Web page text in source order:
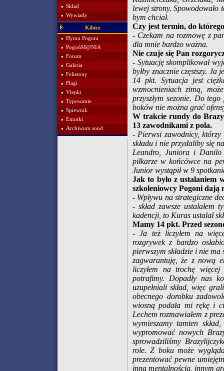
Skład
Wywiady
Kibice
Hymn Pogoni
PogońM@NIA
Forum
Galeria
Felietony
Flagi
Vlepki
Typowanie
Śpiewnik
Emotki
Archiwum sond
lewej strony. Spowodowało
bym chciał.
Czy jest termin, do
- Czekam na rozmowę z
dla mnie bardzo ważna.
Nie czuje się Pan
- Sytuację skomplikował
byłby znacznie częstszy.
14 pkt. Sytuacja jest
wzmocnieniach zimą,
przyszłym sezonie. Do
boków nie można grać
W trakcie rundy do
13 zawodnikami z pola.
- Pierwsi zawodnicy,
składu i nie przydaliby się
Leandro, Juniora i Danilo
piłkarze w końcówce na
Junior wystąpił w 9
Jak to było z ustalaniem
szkoleniowcy Pogoni dają
- Wpływu na strategiczne
- skład zawsze
kadencji, to Kuras ustalał
Mamy 14 pkt. Przed
- Ja też liczyłem na
rozgrywek z bardzo
pierwszym składzie i nie
zagwarantuję, że z nową
liczyłem na trochę
potrafimy. Dopadły nas
uzupełniali skład, więc
obecnego dorobku
wiosną podała mi rękę i
Lechem rozmawiałem z
wymieszamy tamten
wypromować nowych
sprowadziliśmy
role. Z boku może
prezentować pewne
inną mentalnością, innym